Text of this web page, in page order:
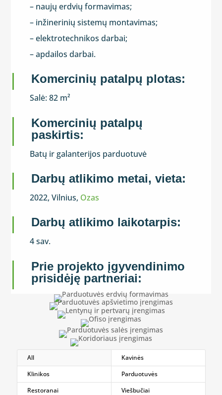
– naujų erdvių formavimas;
– inžinerinių sistemų montavimas;
– elektrotechnikos darbai;
– apdailos darbai.
Komercinių patalpų plotas:
Salė: 82 m²
Komercinių patalpų
paskirtis:
Batų ir galanterijos parduotuvė
Darbų atlikimo metai, vieta:
2022, Vilnius, Ozas
Darbų atlikimo laikotarpis:
4 sav.
Prie projekto įgyvendinimo
prisidėję partneriai:
All
Kavinės
Klinikos
Parduotuvės
Restoranai
Viešbučiai